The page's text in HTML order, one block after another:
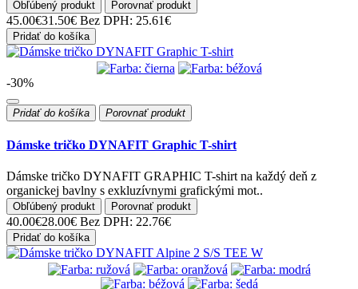
Obľúbený produkt Porovnať produkt
45.00€31.50€ Bez DPH: 25.61€
Pridať do košíka
-30%
Pridať do košíka Porovnať produkt
Dámske tričko DYNAFIT Graphic T-shirt
Dámske tričko DYNAFIT GRAPHIC T-shirt na každý deň z
organickej bavlny s exkluzívnymi grafickými mot..
Obľúbený produkt Porovnať produkt
40.00€28.00€ Bez DPH: 22.76€
Pridať do košíka